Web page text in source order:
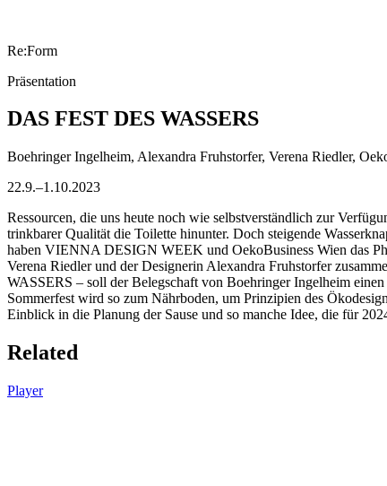
Re:Form
Präsentation
DAS FEST DES WASSERS
Boehringer Ingelheim, Alexandra Fruhstorfer, Verena Riedler,
22.9.–1.10.2023
Ressourcen, die uns heute noch wie selbstverständlich zur
trinkbarer Qualität die Toilette hinunter. Doch steigende
haben VIENNA DESIGN WEEK und OekoBusiness Wien das
Verena Riedler und der Designerin Alexandra Fruhstorfer
WASSERS – soll der Belegschaft von Boehringer Ingelheim
Sommerfest wird so zum Nährboden, um Prinzipien des
Einblick in die Planung der Sause und so manche Idee, die für
Related
Player